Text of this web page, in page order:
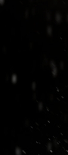
Gå
hovedindhold